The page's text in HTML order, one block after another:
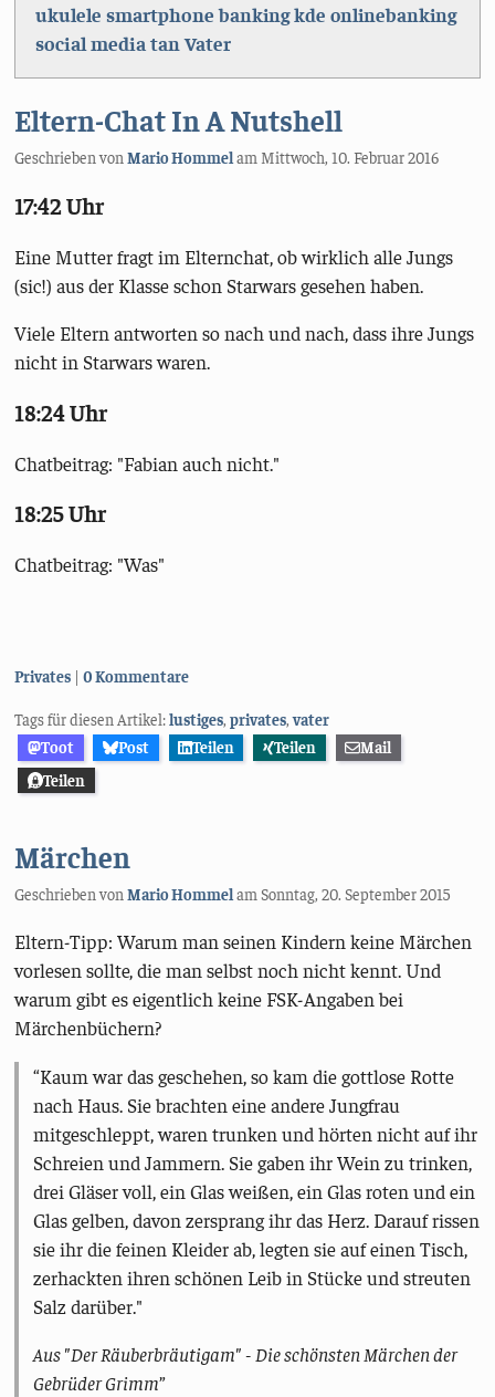
ukulele smartphone bankingkde onlinebanking
social media tan Vater
Eltern-Chat In A Nutshell
Geschrieben vonMario Hommelam Mittwoch, 10. Februar 2016
17:42 Uhr
Eine Mutter fragt im Elternchat, ob wirklich alle Jungs
(sic!) aus der Klasse schon Starwars gesehen haben.
Viele Eltern antworten so nach und nach, dass ihre Jungs
nicht in Starwars waren.
18:24 Uhr
Chatbeitrag: "Fabian auch nicht."
18:25 Uhr
Chatbeitrag: "Was"
Kategorien:
Privates 0 Kommentare
Tags für diesen Artikel:lustiges,privates,vater
Toot
Post Teilen Teilen
Mail
Teilen
Märchen
Geschrieben vonMario HommelamSonntag, 20. September 2015
Eltern-Tipp: Warum man seinen Kindern keine Märchen
vorlesen sollte, die man selbst noch nicht kennt. Und
warum gibt es eigentlich keine FSK-Angaben bei
Märchenbüchern?
Kaum war das geschehen, so kam die gottlose Rotte
nach Haus. Sie brachten eine andere Jungfrau
mitgeschleppt, waren trunken und hörten nicht auf ihr
Schreien und Jammern. Sie gaben ihr Wein zu trinken,
drei Gläser voll, ein Glas weißen, ein Glas roten und ein
Glas gelben, davon zersprang ihr das Herz. Darauf rissen
sie ihr die feinen Kleider ab, legten sie auf einen Tisch,
zerhackten ihren schönen Leib in Stücke und streuten
Salz darüber."
Aus "Der Räuberbräutigam" - Die schönsten Märchen der
Gebrüder Grimm